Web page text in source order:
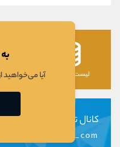
لیست رمزارزها
کانال تلگرام
alirezamehrabi_com
آیا می‌خواهید